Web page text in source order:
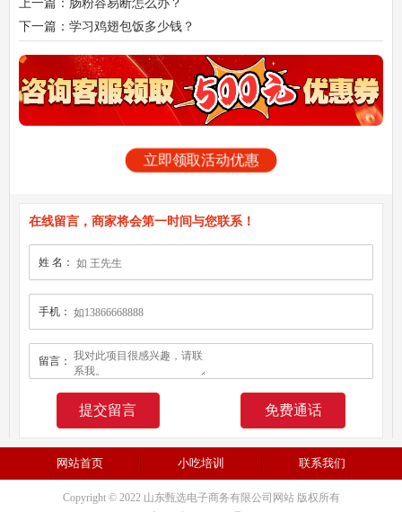
上一篇：肠粉容易断怎么办？
下一篇：学习鸡翅包饭多少钱？
立即领取活动优惠
在线留言，商家将会第一时间与您联系！
姓 名：
手机：
留言：
免费通话
网站首页 小吃培训 联系我们
Copyright © 2022 山东甄选电子商务有限公司网站 版权所有